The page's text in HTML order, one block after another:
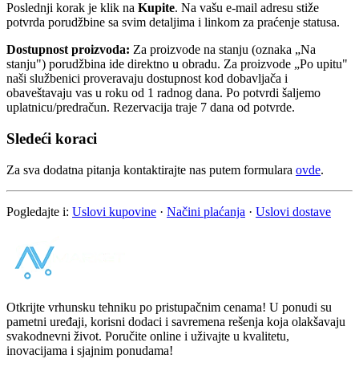
Poslednji korak je klik na Kupite. Na vašu e-mail adresu stiže
potvrda porudžbine sa svim detaljima i linkom za praćenje statusa.
Dostupnost proizvoda: Za proizvode na stanju (oznaka „Na
stanju") porudžbina ide direktno u obradu. Za proizvode „Po upitu"
naši službenici proveravaju dostupnost kod dobavljača i
obaveštavaju vas u roku od 1 radnog dana. Po potvrdi šaljemo
uplatnicu/predračun. Rezervacija traje 7 dana od potvrde.
Sledeći koraci
Za sva dodatna pitanja kontaktirajte nas putem formulara ovde.
Pogledajte i: Uslovi kupovine · Načini plaćanja · Uslovi dostave
Otkrijte vrhunsku tehniku po pristupačnim cenama! U ponudi su
pametni uređaji, korisni dodaci i savremena rešenja koja olakšavaju
svakodnevni život. Poručite online i uživajte u kvalitetu,
inovacijama i sjajnim ponudama!